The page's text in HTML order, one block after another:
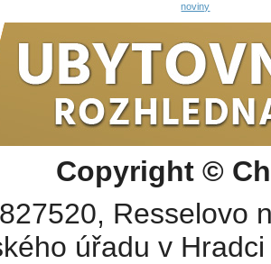
noviny
Copyright ©
Resselovo
úřadu v